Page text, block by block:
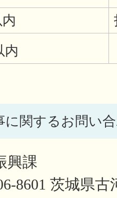
内
に関するお問い
興課
8601 茨城県